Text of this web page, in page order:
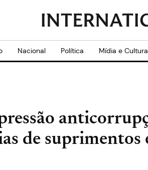
Nacional Política Mídia e Cultura
de suprimentos